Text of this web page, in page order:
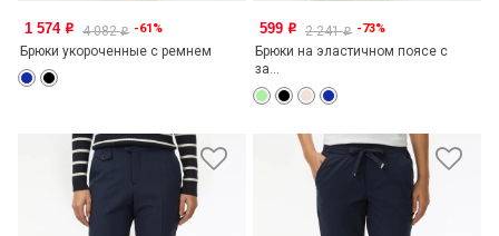
1 574 o 4 082o -61%
Брюки укороченные с ремнем
599 o 2 241o -73%
Брюки на эластичном поясе с
за...